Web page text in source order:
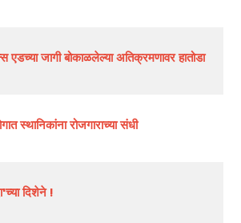
एडच्या जागी बोकाळलेल्या अतिक्रमणावर हातोडा
स्थानिकांना रोजगाराच्या संधी
दिशेने !